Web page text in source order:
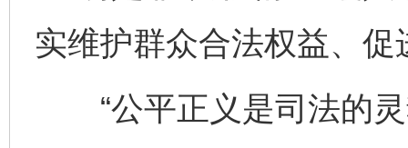
实维护群众合法权益、
“公平正义是司法的灵